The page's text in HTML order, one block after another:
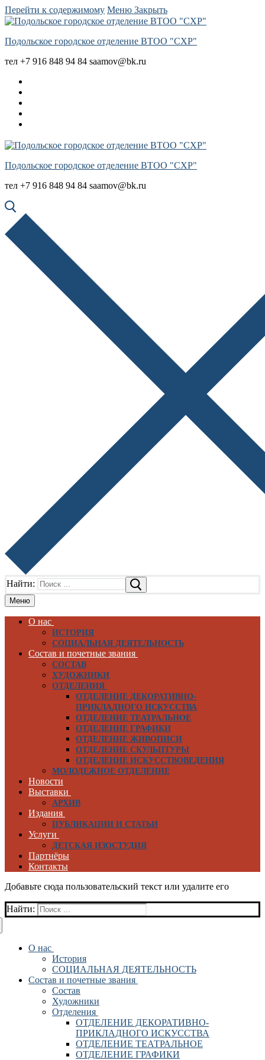
Перейти к содержимому Меню Закрыть
Подольское городское отделение ВТОО "СХР"
тел +7 916 848 94 84 saamov@bk.ru
Подольское городское отделение ВТОО "СХР"
тел +7 916 848 94 84 saamov@bk.ru
Найти:
Меню
О нас
ИСТОРИЯ
СОЦИАЛЬНАЯ ДЕЯТЕЛЬНОСТЬ
Состав и почетные звания
СОСТАВ
ХУДОЖНИКИ
ОТДЕЛЕНИЯ
ОТДЕЛЕНИЕ ДЕКОРАТИВНО-
ПРИКЛАДНОГО ИСКУССТВА
ОТДЕЛЕНИЕ ТЕАТРАЛЬНОЕ
ОТДЕЛЕНИЕ ГРАФИКИ
ОТДЕЛЕНИЕ ЖИВОПИСИ
ОТДЕЛЕНИЕ СКУЛЬПТУРЫ
ОТДЕЛЕНИЕ ИСКУССТВОВЕДЕНИЯ
МОЛОДЕЖНОЕ ОТДЕЛЕНИЕ
Новости
Выставки
АРХИВ
Издания
ПУБЛИКАЦИИ И СТАТЬИ
Услуги
ДЕТСКАЯ ИЗОСТУДИЯ
Партнёры
Контакты
Добавьте сюда пользовательский текст или удалите его
Найти:
О нас
История
СОЦИАЛЬНАЯ ДЕЯТЕЛЬНОСТЬ
Состав и почетные звания
Состав
Художники
Отделения
ОТДЕЛЕНИЕ ДЕКОРАТИВНО-
ПРИКЛАДНОГО ИСКУССТВА
ОТДЕЛЕНИЕ ТЕАТРАЛЬНОЕ
ОТДЕЛЕНИЕ ГРАФИКИ